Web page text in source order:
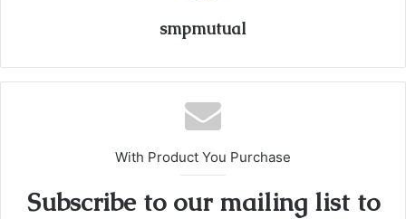
smpmutual
With Product You Purchase
Subscribe to our mailing list to